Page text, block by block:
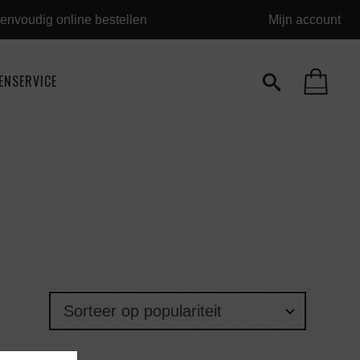
online bestellen Mijn account